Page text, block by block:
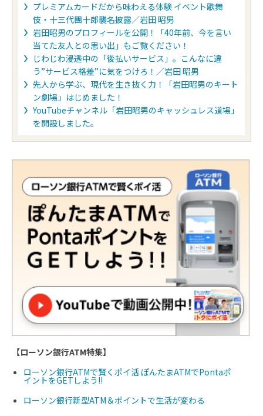
プレミアムカードだから味わえる体験 イベント歌舞
伎・十三代團十郎襲名披露／岩田 昭男
岩田昭男のプロフィールを公開！「40年前、今を言い
当てた友人との思い出」もご覧ください！
じわじわ浸透中の「後払いサービス」。こんなに違
う”サービス格差”に気をつけろ！／岩田 昭男
先人から学ぶ、現代を生き抜く力！「岩田昭男のキート
ン劇場」はじめました！
YouTubeチャンネル「岩田昭男のキャッシュレス道場」
を開設しました。
【ローソン銀行ATM特集】
ローソン銀行ATMで賢くポイ活 ぽんたまATMでPontaポ
イントをGETしよう!!
ローソン銀行新型ATM＆ポイントで生活が変わる